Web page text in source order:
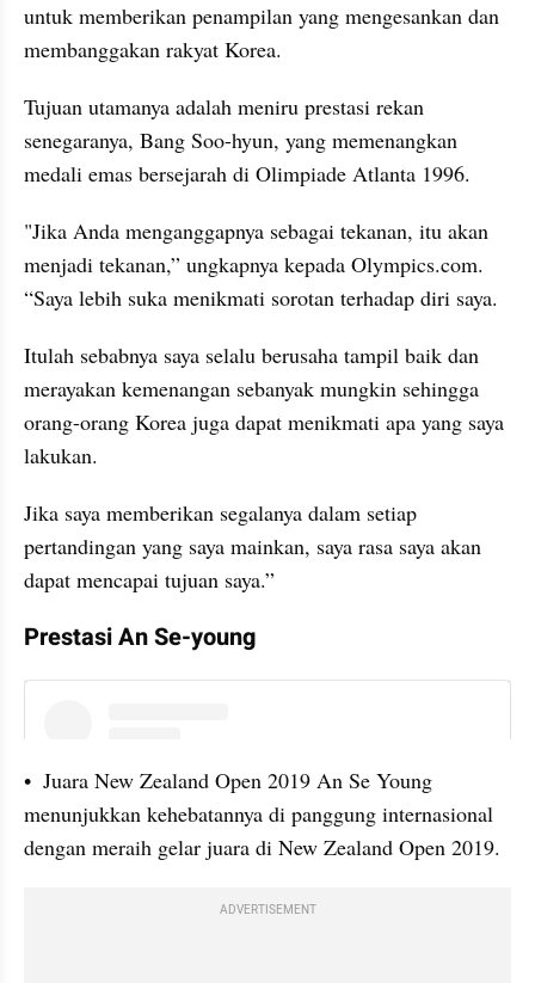
untuk memberikan penampilan yang mengesankan dan
membanggakan rakyat Korea.
Tujuan utamanya adalah meniru prestasi rekan
senegaranya, Bang Soo-hyun, yang memenangkan
medali emas bersejarah di Olimpiade Atlanta 1996.
"Jika Anda menganggapnya sebagai tekanan, itu akan
menjadi tekanan,” ungkapnya kepada Olympics.com.
“Saya lebih suka menikmati sorotan terhadap diri saya.
Itulah sebabnya saya selalu berusaha tampil baik dan
merayakan kemenangan sebanyak mungkin sehingga
orang-orang Korea juga dapat menikmati apa yang saya
lakukan.
Jika saya memberikan segalanya dalam setiap
pertandingan yang saya mainkan, saya rasa saya akan
dapat mencapai tujuan saya.”
Prestasi An Se-young
•  Juara New Zealand Open 2019 An Se Young
menunjukkan kehebatannya di panggung internasional
dengan meraih gelar juara di New Zealand Open 2019.
ADVERTISEMENT